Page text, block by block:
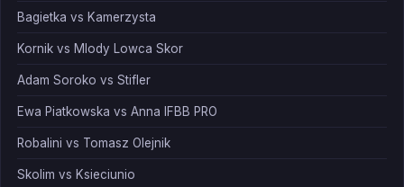
Bagietka vs Kamerzysta
Kornik vs Mlody Lowca Skor
Adam Soroko vs Stifler
Ewa Piatkowska vs Anna IFBB PRO
Robalini vs Tomasz Olejnik
Skolim vs Ksieciunio